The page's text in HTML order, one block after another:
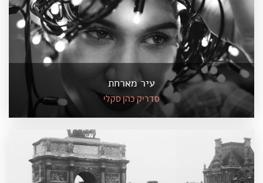
עיר מארחת
סדריק כהן סקלי